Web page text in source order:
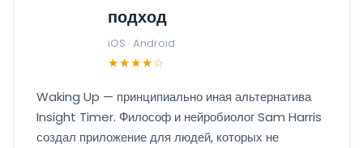
подход
iOS · Android
★★★★☆
Waking Up — принципиально иная альтернатива
Insight Timer. Философ и нейробиолог Sam Harris
создал приложение для людей, которых не